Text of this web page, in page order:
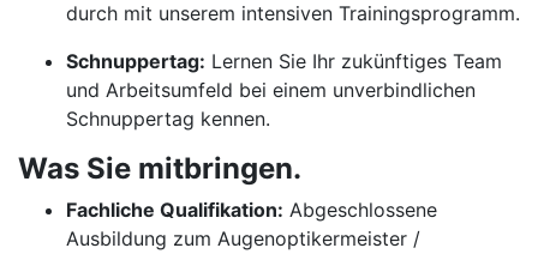
durch mit unserem intensiven Trainingsprogramm.
Schnuppertag: Lernen Sie Ihr zukünftiges Team
und Arbeitsumfeld bei einem unverbindlichen
Schnuppertag kennen.
Was Sie mitbringen.
Fachliche Qualifikation: Abgeschlossene
Ausbildung zum Augenoptikermeister /